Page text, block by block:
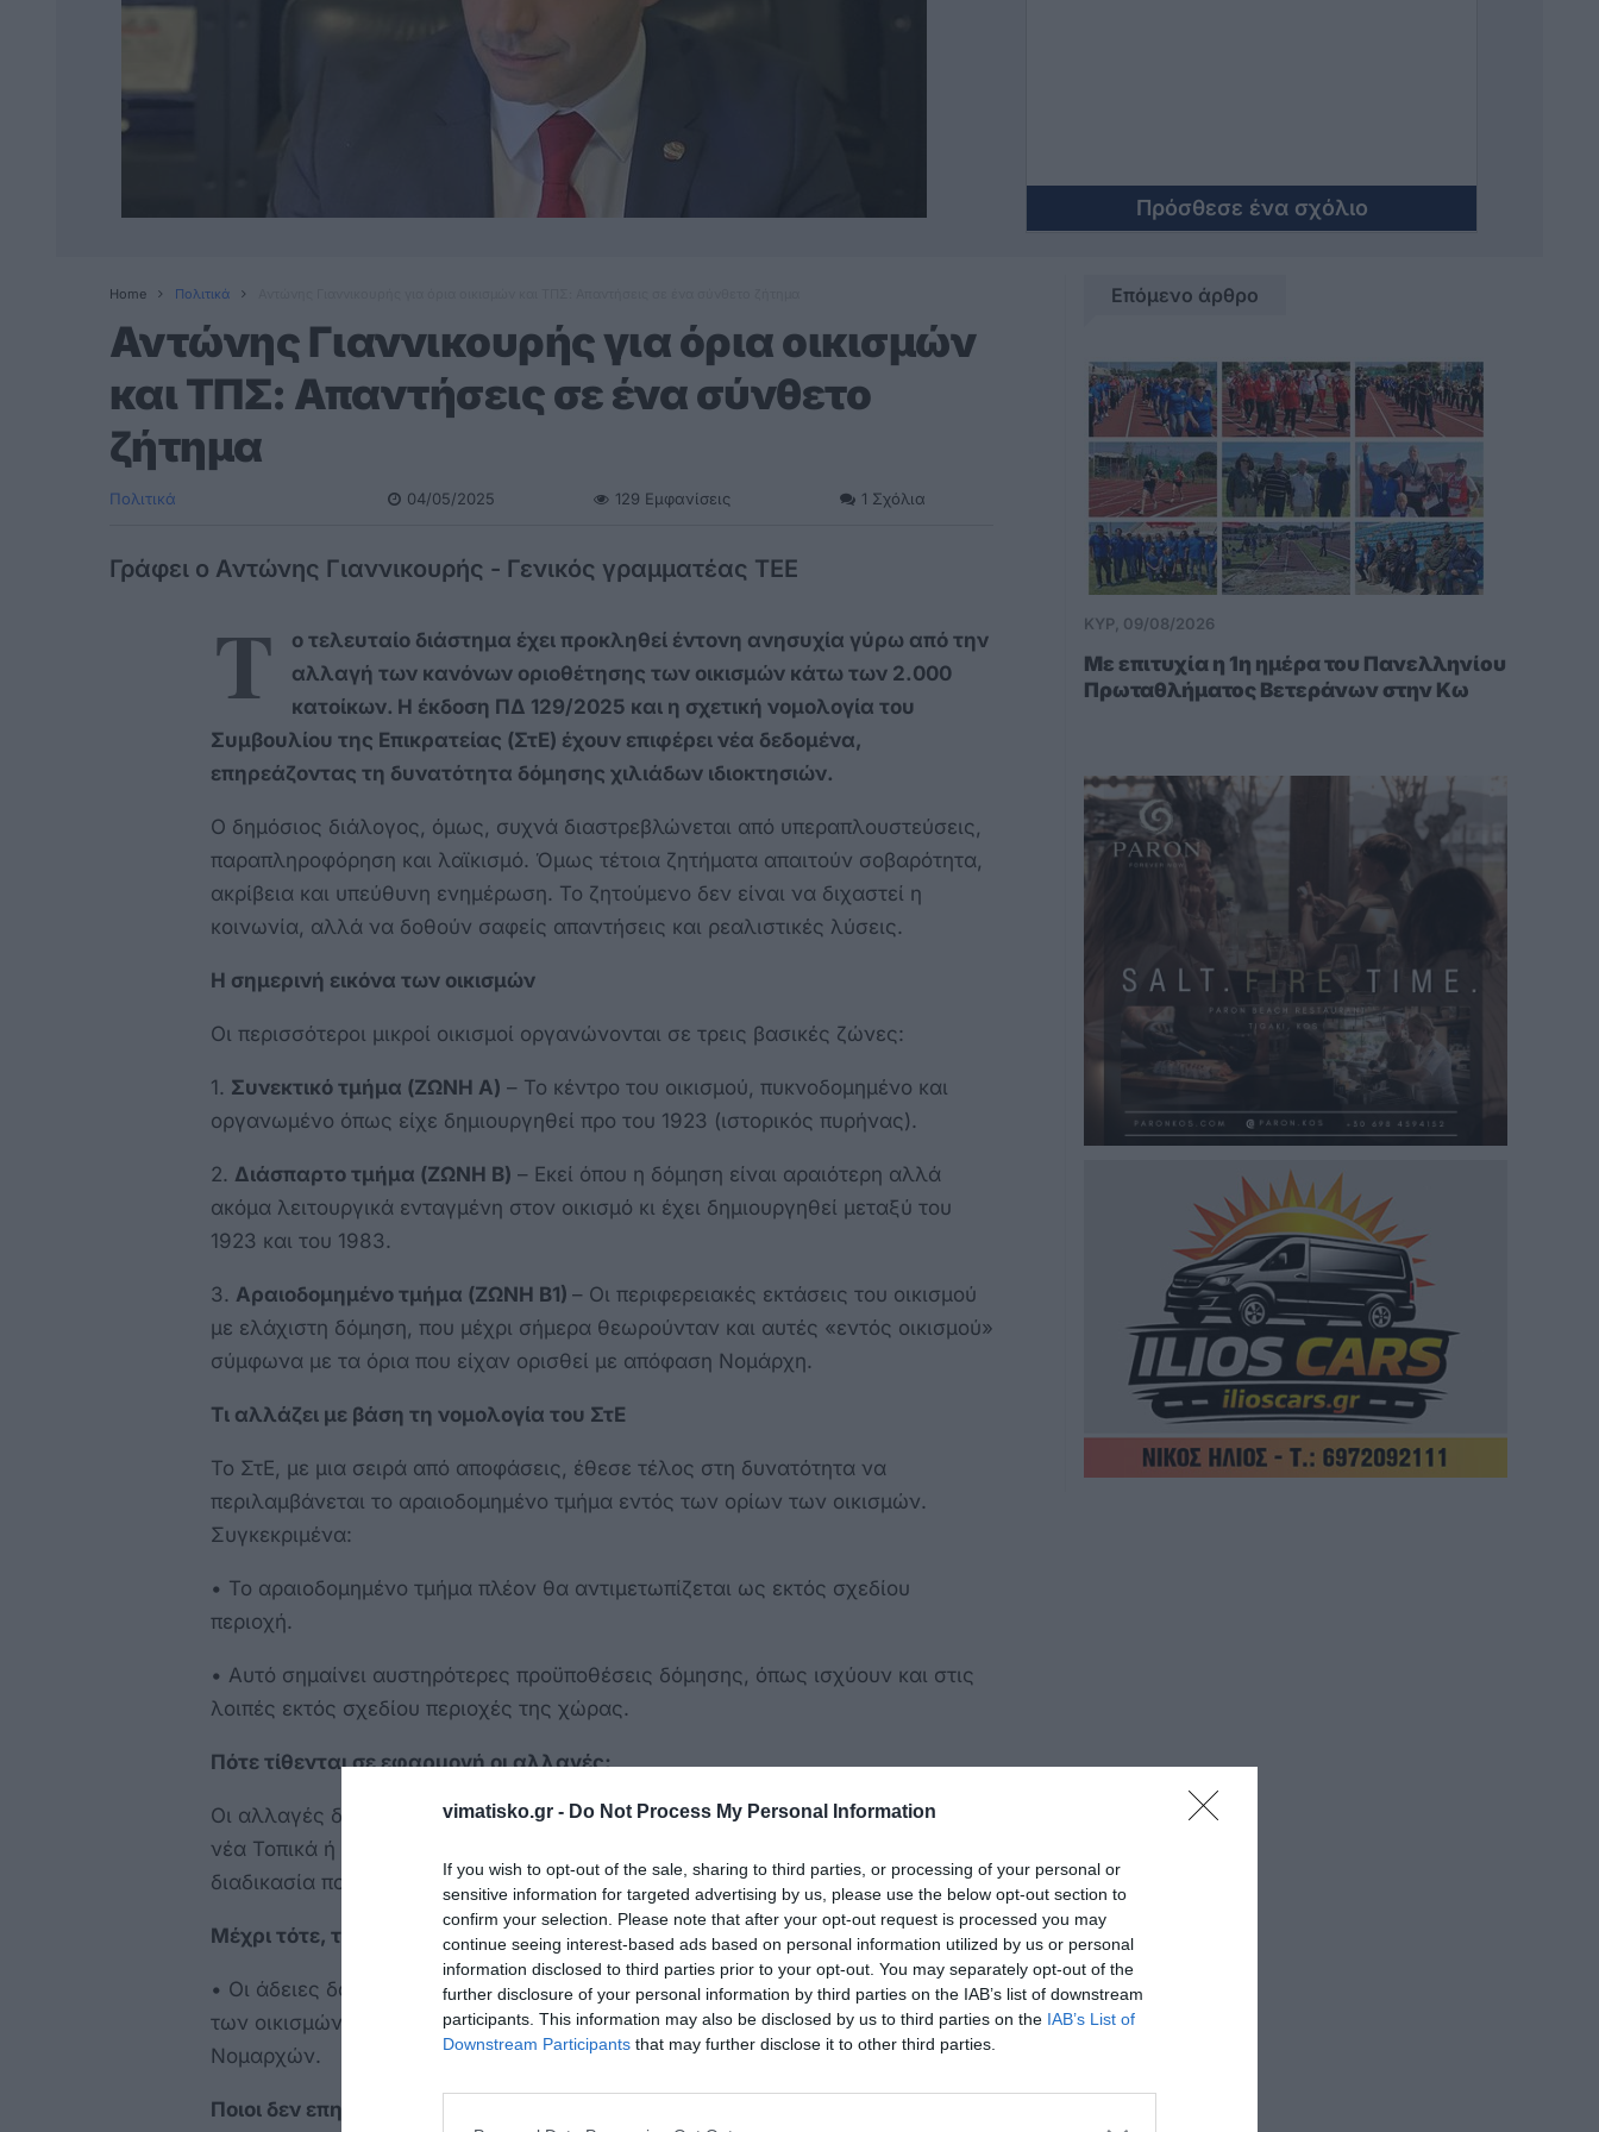
vimatisko.gr - Do Not Process My Personal Information
If you wish to opt-out of the sale, sharing to third parties, or processing of your personal or
sensitive information for targeted advertising by us, please use the below opt-out section to
confirm your selection. Please note that after your opt-out request is processed you may
continue seeing interest-based ads based on personal information utilized by us or personal
information disclosed to third parties prior to your opt-out. You may separately opt-out of the
further disclosure of your personal information by third parties on the IAB’s list of downstream
participants. This information may also be disclosed by us to third parties on the IAB’s List of
Downstream Participants that may further disclose it to other third parties.
παρτο αλλιως γιατι βρισκεις και
ασχημα μαλιστα
Πρόσθεσε ένα σχόλιο
Home Πολιτικά
Αντώνης Γιαννικουρής για όρια οικισμών
και ΤΠΣ: Απαντήσεις σε ένα σύνθετο
ζήτημα
Πολιτικά 04/05/2025 129 Εμφανίσεις 1 Σχόλια
Γράφει ο Αντώνης Γιαννικουρής - Γενικός γραμματέας ΤΕΕ
Τ
ο τελευταίο διάστημα έχει προκληθεί έντονη ανησυχία γύρω από την
αλλαγή των κανόνων οριοθέτησης των οικισμών κάτω των 2.000
κατοίκων. Η έκδοση ΠΔ 129/2025 και η σχετική νομολογία του
Συμβουλίου της Επικρατείας (ΣτΕ) έχουν επιφέρει νέα δεδομένα,
επηρεάζοντας τη δυνατότητα δόμησης χιλιάδων ιδιοκτησιών.
Ο δημόσιος διάλογος, όμως, συχνά διαστρεβλώνεται από υπεραπλουστεύσεις,
παραπληροφόρηση και λαϊκισμό. Όμως τέτοια ζητήματα απαιτούν σοβαρότητα,
ακρίβεια και υπεύθυνη ενημέρωση. Το ζητούμενο δεν είναι να διχαστεί η
κοινωνία, αλλά να δοθούν σαφείς απαντήσεις και ρεαλιστικές λύσεις.
Η σημερινή εικόνα των οικισμών
Οι περισσότεροι μικροί οικισμοί οργανώνονται σε τρεις βασικές ζώνες:
1. Συνεκτικό τμήμα (ΖΩΝΗ Α) – Το κέντρο του οικισμού, πυκνοδομημένο και
οργανωμένο όπως είχε δημιουργηθεί προ του 1923 (ιστορικός πυρήνας).
2. Διάσπαρτο τμήμα (ΖΩΝΗ Β) – Εκεί όπου η δόμηση είναι αραιότερη αλλά
ακόμα λειτουργικά ενταγμένη στον οικισμό κι έχει δημιουργηθεί μεταξύ του
1923 και του 1983.
3. Αραιοδομημένο τμήμα (ΖΩΝΗ Β1) – Οι περιφερειακές εκτάσεις του οικισμού
με ελάχιστη δόμηση, που μέχρι σήμερα θεωρούνταν και αυτές «εντός οικισμού»
σύμφωνα με τα όρια που είχαν ορισθεί με απόφαση Νομάρχη.
Τι αλλάζει με βάση τη νομολογία του ΣτΕ
Το ΣτΕ, με μια σειρά από αποφάσεις, έθεσε τέλος στη δυνατότητα να
περιλαμβάνεται το αραιοδομημένο τμήμα εντός των ορίων των οικισμών.
Συγκεκριμένα:
• Το αραιοδομημένο τμήμα πλέον θα αντιμετωπίζεται ως εκτός σχεδίου
περιοχή.
• Αυτό σημαίνει αυστηρότερες προϋποθέσεις δόμησης, όπως ισχύουν και στις
λοιπές εκτός σχεδίου περιοχές της χώρας.
Πότε τίθενται σε εφαρμογή οι αλλαγές;
Οι αλλαγές δεν εφαρμόζονται άμεσα. Θα ισχύσουν ΜΟΝΟ όταν εγκριθούν τα
νέα Τοπικά ή Ειδικά Πολεοδομικά Σχέδια (ΤΠΣ/ΕΠΣ) με Προεδρικό Διάταγμα —
διαδικασία που αναμένεται να ολοκληρωθεί σε τουλάχιστον δύο χρόνια.
Μέχρι τότε, τι ισχύει;
• Οι άδειες δόμησης συνεχίζουν να εκδίδονται βάσει των υφιστάμενων ορίων
των οικισμών, όπως αυτά έχουν καθοριστεί με τις παλαιότερες αποφάσεις των
Νομαρχών.
Ποιοι δεν επηρεάζονται:
Επόμενο άρθρο
ΚΥΡ, 09/08/2026
Mε επιτυχία η 1η ημέρα του Πανελληνίου
Πρωταθλήματος Βετεράνων στην Κω